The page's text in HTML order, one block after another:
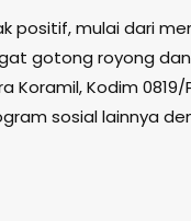
positif, mulai dari
gotong royong
Koramil, Kodim 0819/
sosial lainnya